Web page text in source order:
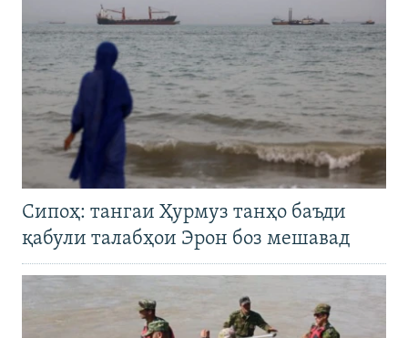
Сипоҳ: тангаи Ҳурмуз танҳо баъди
қабули талабҳои Эрон боз мешавад